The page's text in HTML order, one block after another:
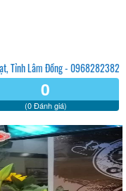
Tỉnh Lâm Đồng - 0968282382
0
(0 Đánh giá)